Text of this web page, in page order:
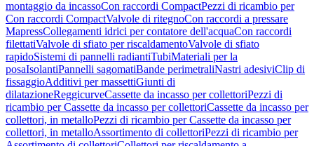
montaggio da incassoCon raccordi CompactPezzi di ricambio per
Con raccordi CompactValvole di ritegnoCon raccordi a pressare
MapressCollegamenti idrici per contatore dell'acquaCon raccordi
filettatiValvole di sfiato per riscaldamentoValvole di sfiato
rapidoSistemi di pannelli radiantiTubiMateriali per la
posaIsolantiPannelli sagomatiBande perimetraliNastri adesiviClip di
fissaggioAdditivi per massettiGiunti di
dilatazioneReggicurveCassette da incasso per collettoriPezzi di
ricambio per Cassette da incasso per collettoriCassette da incasso per
collettori, in metalloPezzi di ricambio per Cassette da incasso per
collettori, in metalloAssortimento di collettoriPezzi di ricambio per